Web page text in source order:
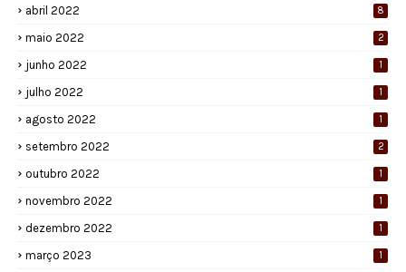
abril 2022 8
maio 2022 2
junho 2022 1
julho 2022 1
agosto 2022 1
setembro 2022 2
outubro 2022 1
novembro 2022 1
dezembro 2022 1
março 2023 1